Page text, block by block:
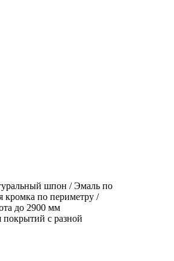
шпон / Эмаль по
по периметру /
до 2900 мм
с разной